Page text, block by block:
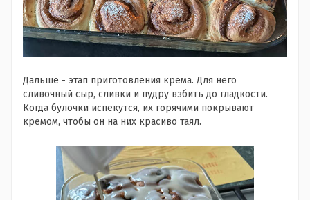
Дальше - этап приготовления крема. Для него
сливочный сыр, сливки и пудру взбить до гладкости.
Когда булочки испекутся, их горячими покрывают
кремом, чтобы он на них красиво таял.